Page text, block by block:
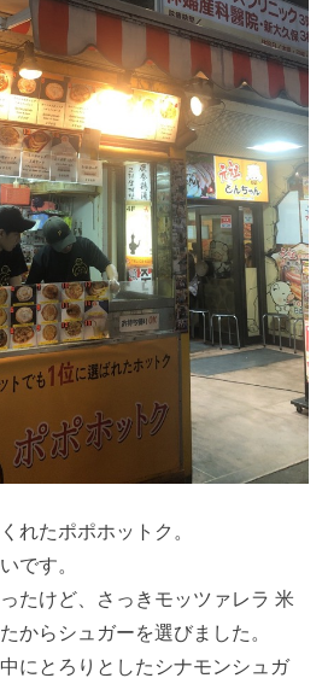
れたポポホットク。
です。
たけど、さっきモッツァレラ 米
からシュガーを選びました。
にとろりとしたシナモンシュガ